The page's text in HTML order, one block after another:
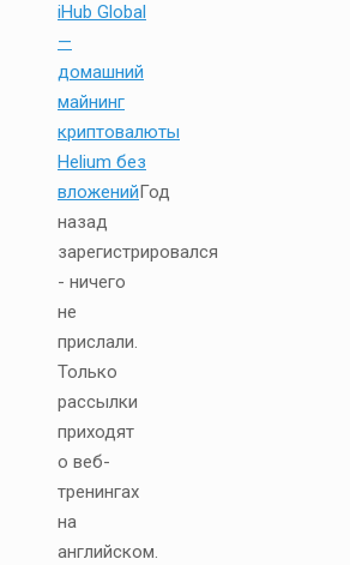
iHub Global
—
домашний
майнинг
криптовалюты
Helium без
вложений Год
назад
зарегистрировался
- ничего
не
прислали.
Только
рассылки
приходят
о веб-
тренингах
на
английском.